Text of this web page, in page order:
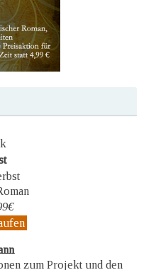
zum Projekt und den